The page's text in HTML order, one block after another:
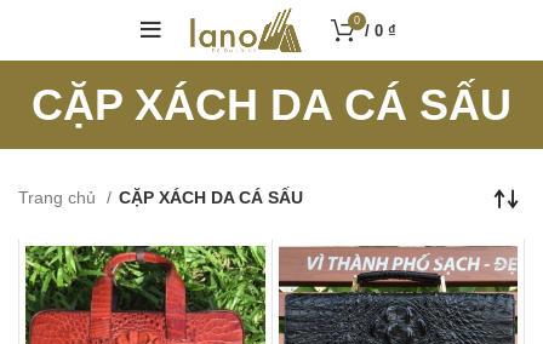
0
/ 0 ₫
CẶP XÁCH DA CÁ SẤU
Trang chủ CẶP XÁCH DA CÁ SẤU